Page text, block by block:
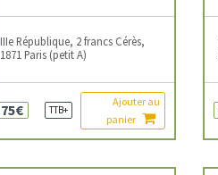
IIIe République, 2 francs Cérès,
1871 Paris (petit A)
75€ TTB+
Ajouter au
panier